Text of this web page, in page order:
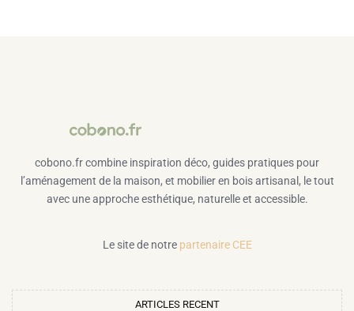
cobono.fr combine inspiration déco, guides pratiques pour
l’aménagement de la maison, et mobilier en bois artisanal, le tout
avec une approche esthétique, naturelle et accessible.
Le site de notre partenaire CEE
ARTICLES RECENT